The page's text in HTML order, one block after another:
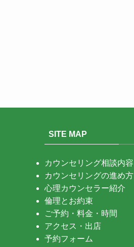
SITE MAP
カウンセリング相談内容
カウンセリングの進め方
心理カウンセラー紹介
倫理とお約束
ご予約・料金・時間
アクセス・出店
予約フォーム